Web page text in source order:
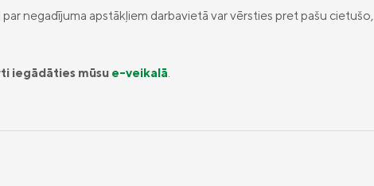
negadījuma apstākļiem darbavietā var vērsties pret pašu cietušo,
iegādāties mūsu e-veikalā.